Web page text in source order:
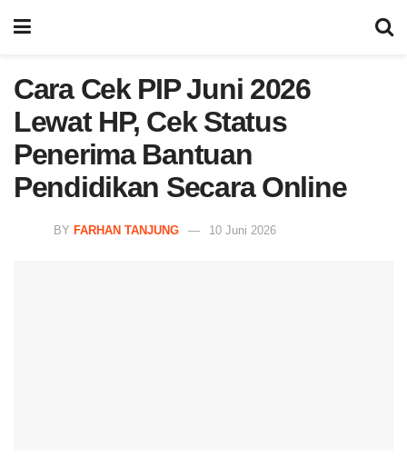
Cara Cek PIP Juni 2026
Lewat HP, Cek Status
Penerima Bantuan
Pendidikan Secara Online
BY FARHAN TANJUNG 10 Juni 2026